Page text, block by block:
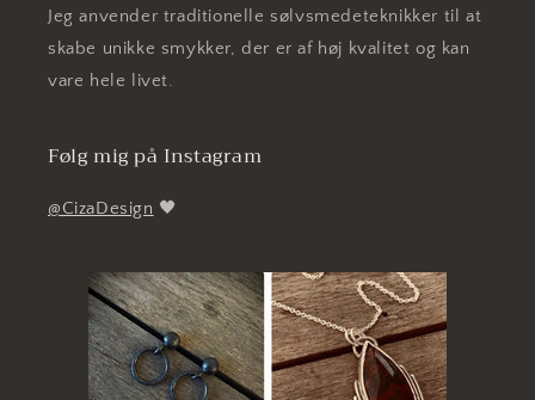
Jeg anvender traditionelle sølvsmedeteknikker til at
skabe unikke smykker, der er af høj kvalitet og kan
vare hele livet.
Følg mig på Instagram
@CizaDesign 🖤